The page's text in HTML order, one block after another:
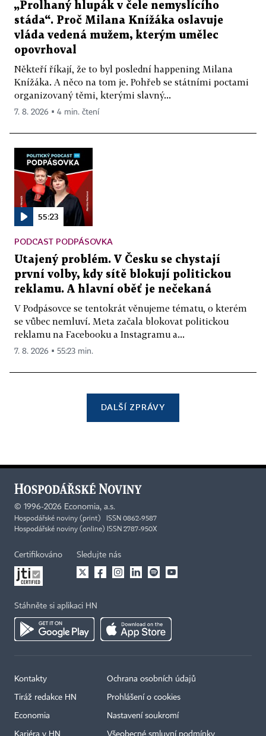
„Prolhaný hlupák v čele nemyslícího
stáda“. Proč Milana Knížáka oslavuje
vláda vedená mužem, kterým umělec
opovrhoval
Někteří říkají, že to byl poslední happening Milana
Knížáka. A něco na tom je. Pohřeb se státními poctami
organizovaný těmi, kterými slavný...
7. 8. 2026 ▪ 4 min. čtení
55:23
PODCAST PODPÁSOVKA
Utajený problém. V Česku se chystají
první volby, kdy sítě blokují politickou
reklamu. A hlavní oběť je nečekaná
V Podpásovce se tentokrát věnujeme tématu, o kterém
se vůbec nemluví. Meta začala blokovat politickou
reklamu na Facebooku a Instagramu a...
7. 8. 2026 ▪ 55:23 min.
DALŠÍ ZPRÁVY
© 1996-2026 Economia, a.s.
Hospodářské noviny (print) ISSN 0862-9587
Hospodářské noviny (online) ISSN 2787-950X
Certifikováno Sledujte nás
Stáhněte si aplikaci HN
Kontakty
Tiráž redakce HN
Economia
Kariéra v HN
Ochrana osobních údajů
Prohlášení o cookies
Nastavení soukromí
Všeobecné smluvní podmínky